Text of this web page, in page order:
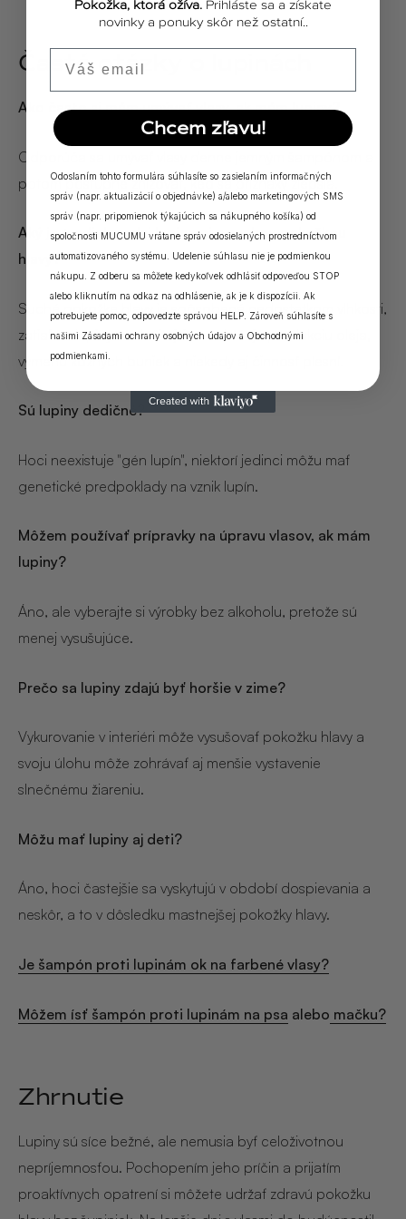
Časté otázky o lupinách
Ako často si mám umývať vlasy, ak mám lupiny?
Odporúča sa umývať vlasy denne jemným šampónom a
potom postupne znižovať, keď sa príznaky zlepšia.
Aký je rozdiel medzi lupinami a suchou pokožkou
hlavy?
Suchá pokožka hlavy je spôsobená nedostatkom vlhkosti,
zatiaľ čo lupiny sú zložitejšie a zahŕňajú produkciu oleja,
výmenu kožných buniek a niekedy aj činnosť plesní.
Sú lupiny dedičné?
Hoci neexistuje "gén lupín", niektorí jedinci môžu mať
genetické predpoklady na vznik lupín.
Môžem používať prípravky na úpravu vlasov, ak mám
lupiny?
Áno, ale vyberajte si výrobky bez alkoholu, pretože sú
menej vysušujúce.
Prečo sa lupiny zdajú byť horšie v zime?
Vykurovanie v interiéri môže vysušovať pokožku hlavy a
svoju úlohu môže zohrávať aj menšie vystavenie
slnečnému žiareniu.
Môžu mať lupiny aj deti?
Áno, hoci častejšie sa vyskytujú v období dospievania a
neskôr, a to v dôsledku mastnejšej pokožky hlavy.
Je šampón proti lupinám ok na farbené vlasy?
Môžem ísť šampón proti lupinám na psa alebo mačku?
Zhrnutie
Lupiny sú síce bežné, ale nemusia byť celoživotnou
nepríjemnosťou. Pochopením jeho príčin a prijatím
proaktívnych opatrení si môžete udržať zdravú pokožku
Pokožka, ktorá ožíva. Prihláste sa a získate
novinky a ponuky skôr než ostatní..
Chcem zľavu!
Odoslaním tohto formulára súhlasíte so zasielaním informačných
správ (napr. aktualizácií o objednávke) a/alebo marketingových SMS
správ (napr. pripomienok týkajúcich sa nákupného košíka) od
spoločnosti MUCUMU vrátane správ odosielaných prostredníctvom
automatizovaného systému. Udelenie súhlasu nie je podmienkou
nákupu. Z odberu sa môžete kedykoľvek odhlásiť odpoveďou STOP
alebo kliknutím na odkaz na odhlásenie, ak je k dispozícii. Ak
potrebujete pomoc, odpovedzte správou HELP. Zároveň súhlasíte s
našimi Zásadami ochrany osobných údajov a Obchodnými
podmienkami